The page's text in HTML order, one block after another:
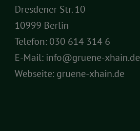
Dresdener Str. 10
10999 Berlin
Telefon: 030 614 314 6
E-Mail: info@gruene-xhain.de
Webseite: gruene-xhain.de